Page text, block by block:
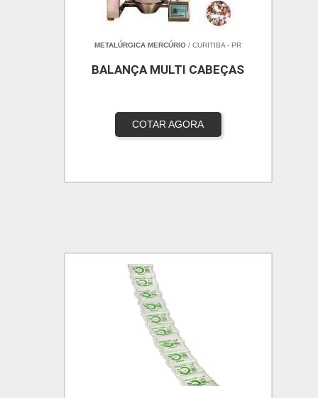
METALÚRGICA MERCÚRIO / CURITIBA - PR
BALANÇA MULTI CABEÇAS
COTAR AGORA